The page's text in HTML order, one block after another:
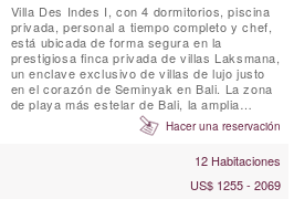
Villa Des Indes I, con 4 dormitorios, piscina
privada, personal a tiempo completo y chef,
está ubicada de forma segura en la
prestigiosa finca privada de villas Laksmana,
un enclave exclusivo de villas de lujo justo
en el corazón de Seminyak en Bali. La zona
de playa más estelar de Bali, la amplia
extensión de la playa Petitenget, está a solo
cinco minutos a pie. Muchos de los
están a un corto paseo, incluidos Ku De Ta,
Hacer una reservación
12 Habitaciones
US$ 1255 - 2069